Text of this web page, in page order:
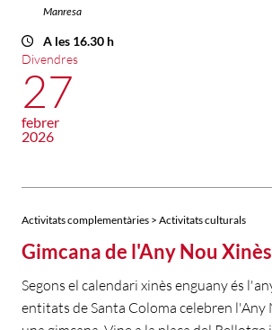
Manresa
A les 16.30 h
Divendres
27
febrer
2026
Activitats complementàries > Activitats culturals
Gimcana de l'Any Nou Xinès
Segons el calendari xinès enguany és
entitats de Santa Coloma celebren l'Any